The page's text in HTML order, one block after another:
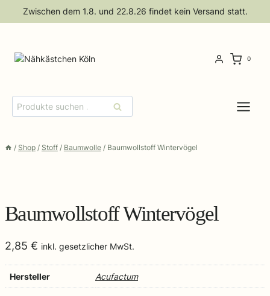
Zwischen dem 1.8. und 22.8.26 findet kein Versand statt.
0
Suchen
nach:
Suchen
/ Shop / Stoff / Baumwolle / Baumwollstoff Wintervögel
Baumwollstoff Wintervögel
2,85 € inkl. gesetzlicher MwSt.
Hersteller Acufactum